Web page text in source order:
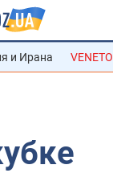
и Ирана VENETO